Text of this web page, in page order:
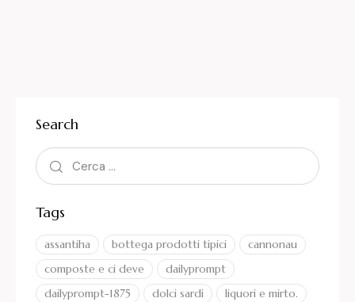
Search
Tags
assantiha bottega prodotti tipici
cannonau
composte e ci deve
dailyprompt
dailyprompt-1875
dolci sardi
liquori e mirto.